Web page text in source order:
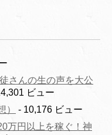
さんの生の声を大公
ビュー
）
- 10,176 ビュー
万円以上を稼ぐ！神